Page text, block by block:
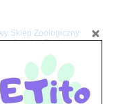
Sklep Zoologiczny
Pupila | ZooNemo